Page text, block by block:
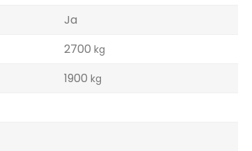
Ja
2700 kg
1900 kg